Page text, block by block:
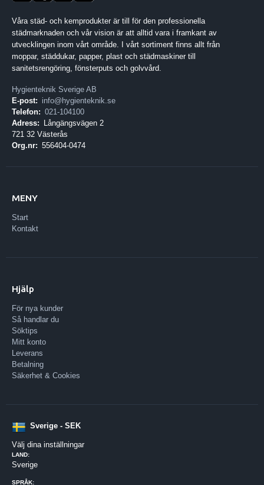
Våra städ- och kemprodukter är till för den professionella
städmarknaden och vår vision är att alltid vara i framkant av
utvecklingen inom vårt område. I vårt sortiment finns allt från
moppar, städdukar, papper, plast och städmaskiner till
sanitetsrengöring, fönsterputs och golvvård.
Hygienteknik Sverige AB
E-post: info@hygienteknik.se
Telefon: 021-104100
Adress:
Långängsvägen 2
721 32 Västerås
Org.nr: 556404-0474
MENY
Start
Kontakt
Hjälp
För nya kunder
Så handlar du
Söktips
Mitt konto
Leverans
Betalning
Säkerhet & Cookies
Sverige - SEK
Välj dina inställningar
LAND:
Sverige
SPRÅK: